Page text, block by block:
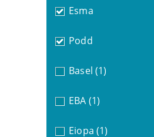
Esma
Podd
Basel (1)
EBA (1)
Eiopa (1)